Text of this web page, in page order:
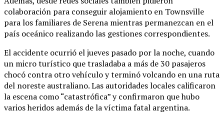
colaboración para conseguir alojamiento en Townsville
para los familiares de Serena mientras permanezcan en el
país oceánico realizando las gestiones correspondientes.
El accidente ocurrió el jueves pasado por la noche, cuando
un micro turístico que trasladaba a más de 30 pasajeros
chocó contra otro vehículo y terminó volcando en una ruta
del noreste australiano. Las autoridades locales calificaron
la escena como “catastrófica” y confirmaron que hubo
varios heridos además de la víctima fatal argentina.